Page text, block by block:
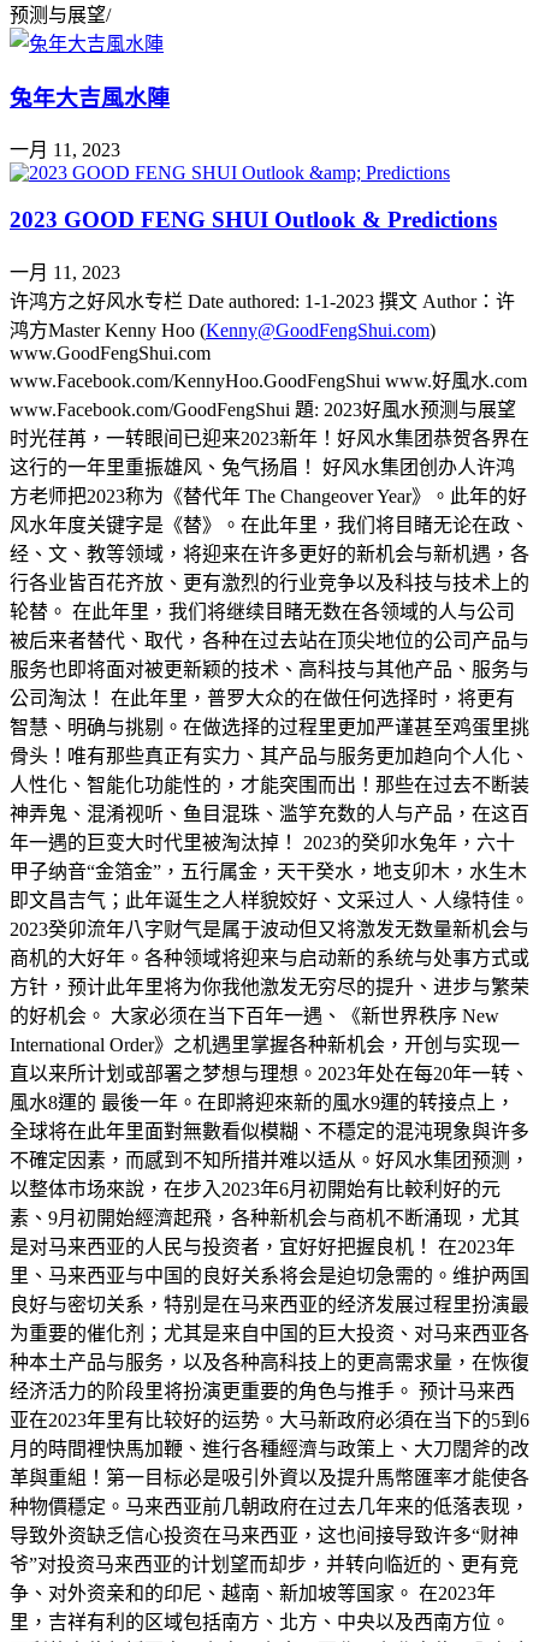
预测与展望/
兔年大吉風水陣
一月 11, 2023
2023 GOOD FENG SHUI Outlook & Predictions
一月 11, 2023
许鸿方之好风水专栏 Date authored: 1-1-2023 撰文 Author：许
鸿方Master Kenny Hoo (Kenny@GoodFengShui.com)
www.GoodFengShui.com
www.Facebook.com/KennyHoo.GoodFengShui www.好風水.com
www.Facebook.com/GoodFengShui 題: 2023好風水预测与展望
时光荏苒，一转眼间已迎来2023新年！好风水集团恭贺各界在
这行的一年里重振雄风、兔气扬眉！ 好风水集团创办人许鸿
方老师把2023称为《替代年 The Changeover Year》。此年的好
风水年度关键字是《替》。在此年里，我们将目睹无论在政、
经、文、教等领域，将迎来在许多更好的新机会与新机遇，各
行各业皆百花齐放、更有激烈的行业竞争以及科技与技术上的
轮替。 在此年里，我们将继续目睹无数在各领域的人与公司
被后来者替代、取代，各种在过去站在顶尖地位的公司产品与
服务也即将面对被更新颖的技术、高科技与其他产品、服务与
公司淘汰！ 在此年里，普罗大众的在做任何选择时，将更有
智慧、明确与挑剔。在做选择的过程里更加严谨甚至鸡蛋里挑
骨头！唯有那些真正有实力、其产品与服务更加趋向个人化、
人性化、智能化功能性的，才能突围而出！那些在过去不断装
神弄鬼、混淆视听、鱼目混珠、滥竽充数的人与产品，在这百
年一遇的巨变大时代里被淘汰掉！ 2023的癸卯水兔年，六十
甲子纳音“金箔金”，五行属金，天干癸水，地支卯木，水生木
即文昌吉气；此年诞生之人样貌姣好、文采过人、人缘特佳。
2023癸卯流年八字财气是属于波动但又将激发无数量新机会与
商机的大好年。各种领域将迎来与启动新的系统与处事方式或
方针，预计此年里将为你我他激发无穷尽的提升、进步与繁荣
的好机会。 大家必须在当下百年一遇、《新世界秩序 New
International Order》之机遇里掌握各种新机会，开创与实现一
直以来所计划或部署之梦想与理想。2023年处在每20年一转、
風水8運的 最後一年。在即將迎來新的風水9運的转接点上，
全球将在此年里面對無數看似模糊、不穩定的混沌現象與许多
不確定因素，而感到不知所措并难以适从。好风水集团预测，
以整体市场來說，在步入2023年6月初開始有比較利好的元
素、9月初開始經濟起飛，各种新机会与商机不断涌现，尤其
是对马来西亚的人民与投资者，宜好好把握良机！ 在2023年
里、马来西亚与中国的良好关系将会是迫切急需的。维护两国
良好与密切关系，特别是在马来西亚的经济发展过程里扮演最
为重要的催化剂；尤其是来自中国的巨大投资、对马来西亚各
种本土产品与服务，以及各种高科技上的更高需求量，在恢復
经济活力的阶段里将扮演更重要的角色与推手。 预计马来西
亚在2023年里有比较好的运势。大马新政府必須在当下的5到6
月的時間裡快馬加鞭、進行各種經濟与政策上、大刀闊斧的改
革與重組！第一目标必是吸引外資以及提升馬幣匯率才能使各
种物價穩定。马来西亚前几朝政府在过去几年来的低落表现，
导致外资缺乏信心投资在马来西亚，这也间接导致许多“财神
爷”对投资马来西亚的计划望而却步，并转向临近的、更有竞
争、对外资亲和的印尼、越南、新加坡等国家。 在2023年
里，吉祥有利的区域包括南方、北方、中央以及西南方位。